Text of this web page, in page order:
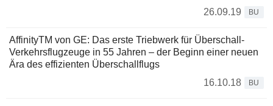
26.09.19
BU
AffinityTM von GE: Das erste Triebwerk für Überschall-
Verkehrsflugzeuge in 55 Jahren – der Beginn einer neuen
Ära des effizienten Überschallflugs
16.10.18
BU